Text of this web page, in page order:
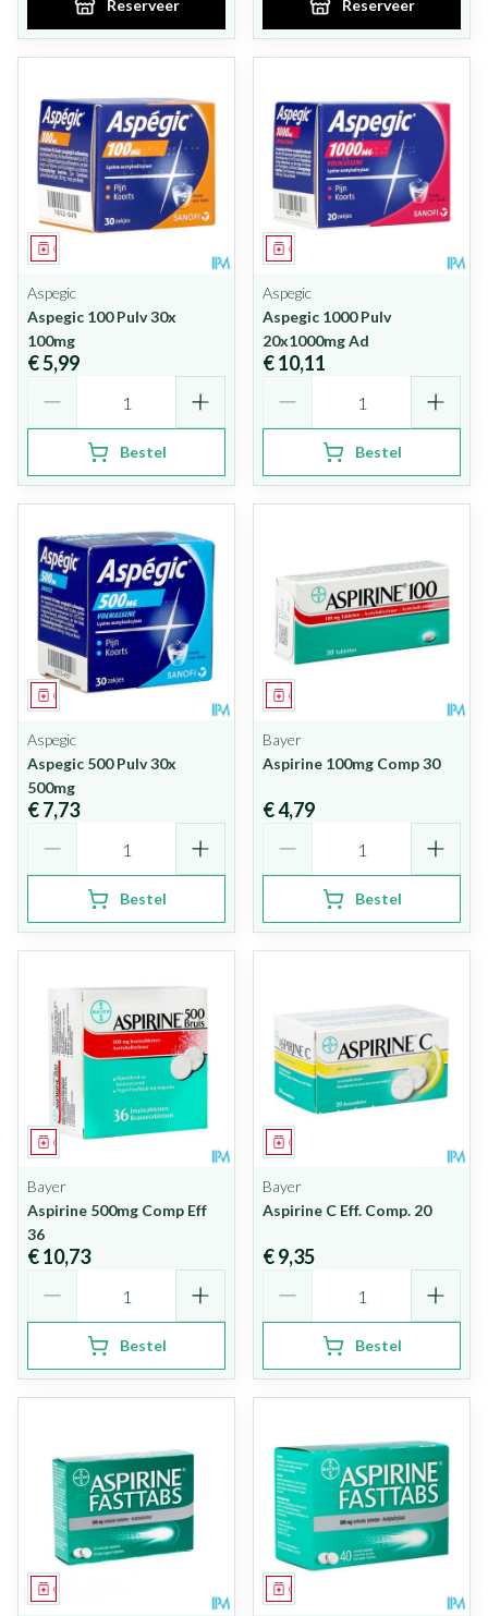
Reserveer Reserveer
Geneesmiddel
Aspegic
Aspegic 100 Pulv 30x
100mg
€ 5,99
Bestel
Geneesmiddel
Aspegic
Aspegic 1000 Pulv
20x1000mg Ad
€ 10,11
Bestel
Geneesmiddel
Aspegic
Aspegic 500 Pulv 30x
500mg
€ 7,73
Bestel
Geneesmiddel
Bayer
Aspirine 100mg Comp 30
€ 4,79
Bestel
Geneesmiddel
Bayer
Aspirine 500mg Comp Eff
36
€ 10,73
Bestel
Geneesmiddel
Bayer
Aspirine C Eff. Comp. 20
€ 9,35
Bestel
Geneesmiddel Geneesmiddel